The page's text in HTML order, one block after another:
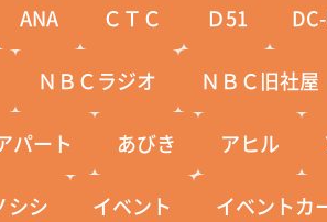
ANA ＣＴＣ Ｄ51
ＮＢＣラジオ ＮＢＣ旧社屋
パート あびき アヒル
シシ イベント イベントカ